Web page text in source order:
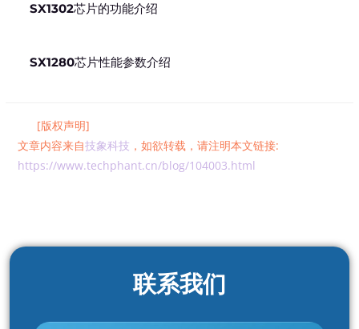
SX1302芯片的功能介绍
SX1280芯片性能参数介绍
[版权声明]
文章内容来自技象科技 ，如欲转载，请注明本文链接:
https://www.techphant.cn/blog/104003.html
联系我们